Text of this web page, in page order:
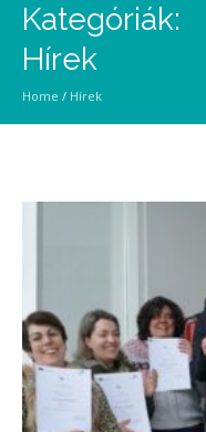
Kategóriák:
Hírek
Home / Hírek